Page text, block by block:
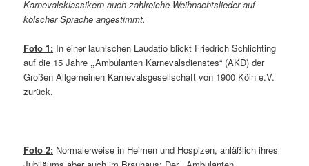
Karnevalsklassikern auch zahlreiche Weihnachtslieder auf
kölscher Sprache angestimmt.
Foto 1: In einer launischen Laudatio blickt Friedrich Schlichting
auf die 15 Jahre „Ambulanten Karnevalsdienstes“ (AKD) der
Großen Allgemeinen Karnevalsgesellschaft von 1900 Köln e.V.
zurück.
Foto 2: Normalerweise in Heimen und Hospizen, anläßlich ihres